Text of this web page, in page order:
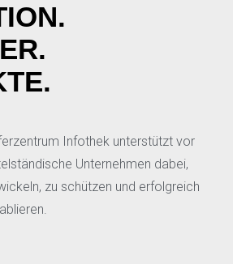
Infothek unterstützt vor
Unternehmen dabei,
zu schützen und erfolgreich